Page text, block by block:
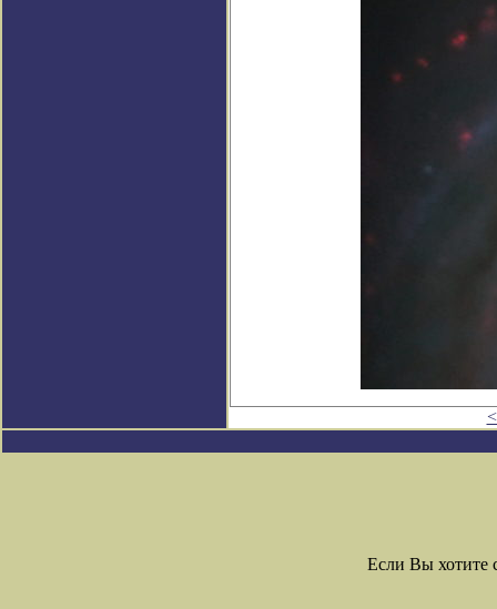
Если Вы хотите